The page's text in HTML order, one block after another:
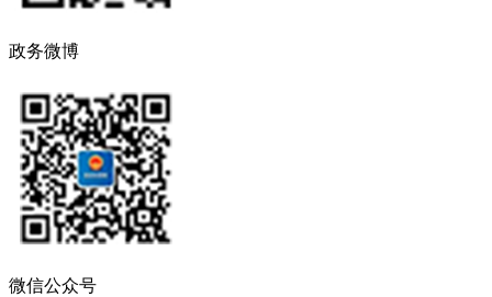
政务微博
微信公众号